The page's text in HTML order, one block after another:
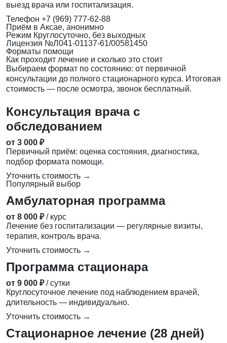
выезд врача или госпитализация.
Телефон +7 (969) 777-62-88
Приём в Аксае, анонимно
Режим Круглосуточно, без выходных
Лицензия №Л041-01137-61/00581450
Форматы помощи
Как проходит лечение и сколько это стоит
Выбираем формат по состоянию: от первичной
консультации до полного стационарного курса. Итоговая
стоимость — после осмотра, звонок бесплатный.
Консультация врача с
обследованием
от 3 000 ₽
Первичный приём: оценка состояния, диагностика,
подбор формата помощи.
Уточнить стоимость →
Популярный выбор
Амбулаторная программа
от 8 000 ₽ / курс
Лечение без госпитализации — регулярные визиты,
терапия, контроль врача.
Уточнить стоимость →
Программа стационара
от 9 000 ₽ / сутки
Круглосуточное лечение под наблюдением врачей,
длительность — индивидуально.
Уточнить стоимость →
Стационарное лечение (28 дней)